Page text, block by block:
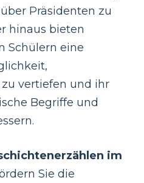
Präsidenten zu
hinaus bieten
Schülern eine
vertiefen und ihr
Begriffe und
im
Sie die